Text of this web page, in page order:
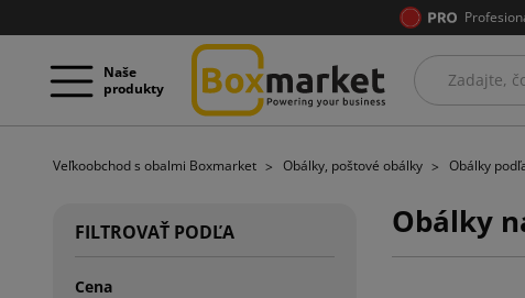
Naše
produkty
Veľkoobchod s obalmi Boxmarket Obálky, poštové obálky Obálky
FILTROVAŤ PODĽA
Cena
Obálky